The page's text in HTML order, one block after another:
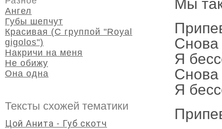
Мы
Снова
Я
Снова
Я
Ангел
Губы шепчут
Красивая (С группой "Royal
gigolos")
Накричи на меня
Не обижу
Она одна
Тексты схожей тематики
Цой Анита - Губ скотч